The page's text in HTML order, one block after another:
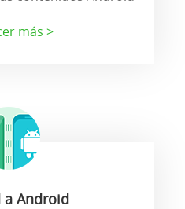
más >
a Android